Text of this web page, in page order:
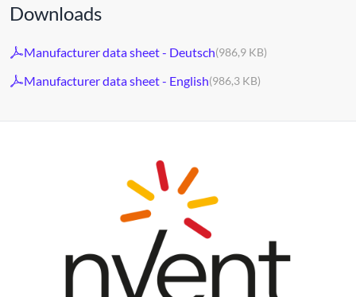
Downloads
Manufacturer data sheet - Deutsch(986,9 KB)
Manufacturer data sheet - English(986,3 KB)